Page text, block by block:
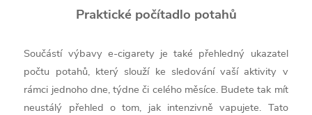
Praktické počítadlo potahů
Součástí výbavy e-cigarety je také přehledný ukazatel
počtu potahů, který slouží ke sledování vaší aktivity v
rámci jednoho dne, týdne či celého měsíce. Budete tak mít
neustálý přehled o tom, jak intenzivně vapujete. Tato